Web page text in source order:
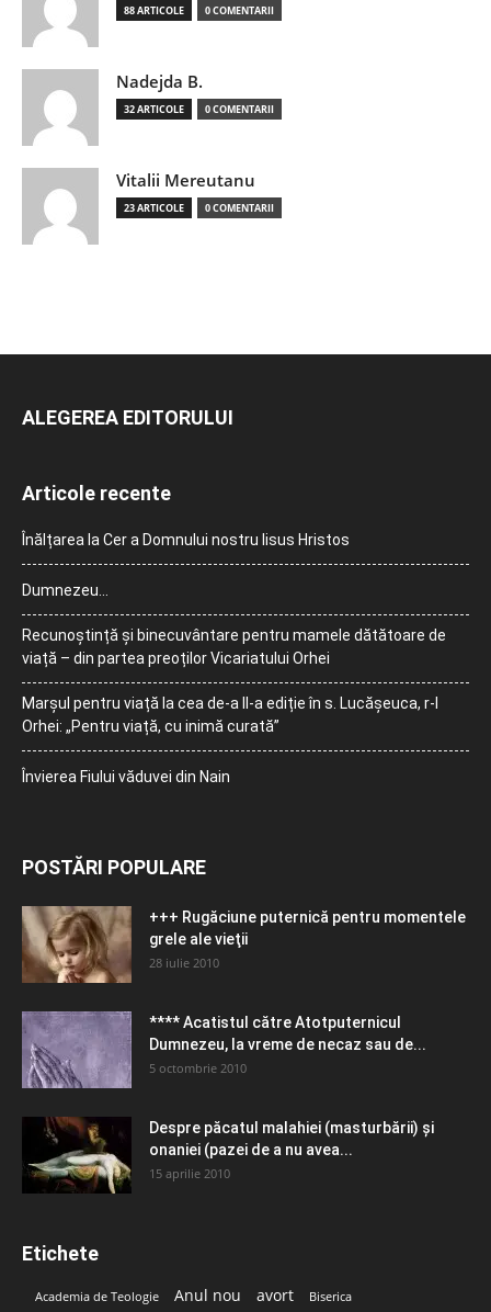
88 ARTICOLE 0 COMENTARII
Nadejda B.
32 ARTICOLE 0 COMENTARII
Vitalii Mereutanu
23 ARTICOLE 0 COMENTARII
ALEGEREA EDITORULUI
Articole recente
Înălțarea la Cer a Domnului nostru Iisus Hristos
Dumnezeu…
Recunoștință și binecuvântare pentru mamele dătătoare de
viață – din partea preoților Vicariatului Orhei
Marșul pentru viață la cea de-a II-a ediție în s. Lucășeuca, r-l
Orhei: „Pentru viață, cu inimă curată”
Învierea Fiului văduvei din Nain
POSTĂRI POPULARE
+++ Rugăciune puternică pentru momentele
grele ale vieţii
28 iulie 2010
**** Acatistul către Atotputernicul
Dumnezeu, la vreme de necaz sau de...
5 octombrie 2010
Despre păcatul malahiei (masturbării) şi
onaniei (pazei de a nu avea...
15 aprilie 2010
Etichete
Academia de Teologie Anul nou avort Biserica